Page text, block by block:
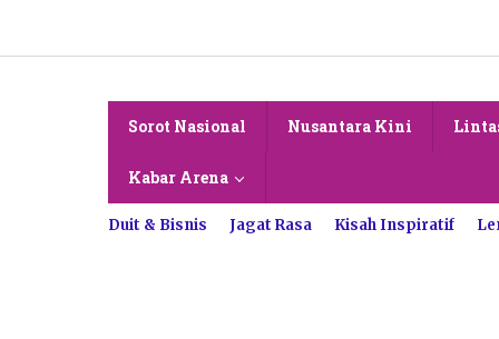
konten
Sorot Nasional Nusantara Kini
Kabar Arena
Duit & Bisnis Jagat Rasa Kisah Inspiratif